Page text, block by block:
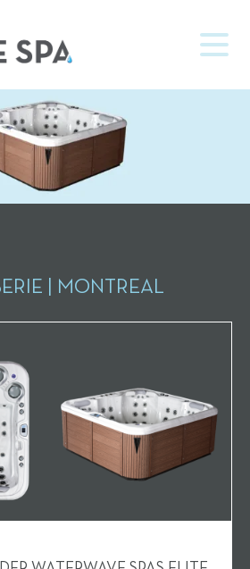
| MONTREAL